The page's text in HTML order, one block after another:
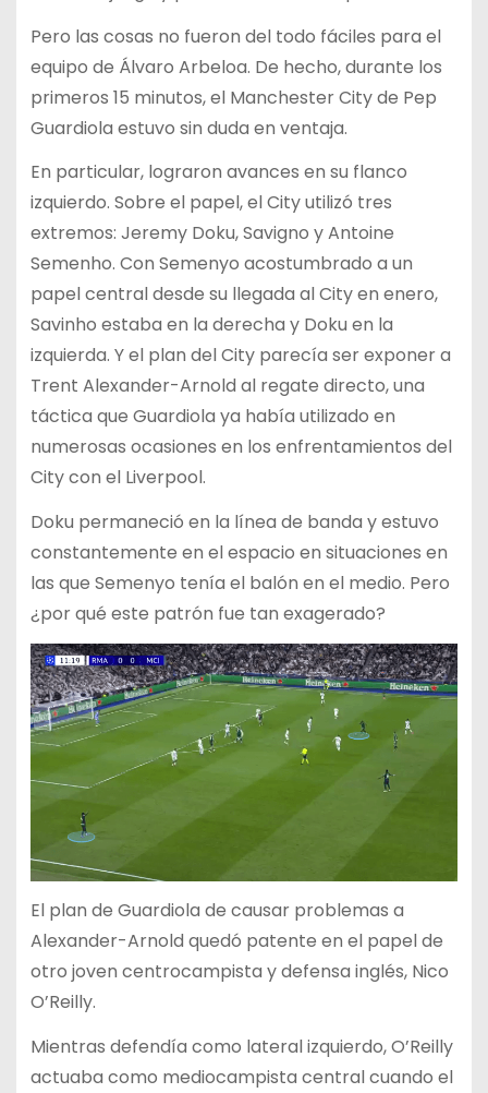
Pero las cosas no fueron del todo fáciles para el
equipo de Álvaro Arbeloa. De hecho, durante los
primeros 15 minutos, el Manchester City de Pep
Guardiola estuvo sin duda en ventaja.
En particular, lograron avances en su flanco
izquierdo. Sobre el papel, el City utilizó tres
extremos: Jeremy Doku, Savigno y Antoine
Semenho. Con Semenyo acostumbrado a un
papel central desde su llegada al City en enero,
Savinho estaba en la derecha y Doku en la
izquierda. Y el plan del City parecía ser exponer a
Trent Alexander-Arnold al regate directo, una
táctica que Guardiola ya había utilizado en
numerosas ocasiones en los enfrentamientos del
City con el Liverpool.
Doku permaneció en la línea de banda y estuvo
constantemente en el espacio en situaciones en
las que Semenyo tenía el balón en el medio. Pero
¿por qué este patrón fue tan exagerado?
El plan de Guardiola de causar problemas a
Alexander-Arnold quedó patente en el papel de
otro joven centrocampista y defensa inglés, Nico
O’Reilly.
Mientras defendía como lateral izquierdo, O’Reilly
actuaba como mediocampista central cuando el